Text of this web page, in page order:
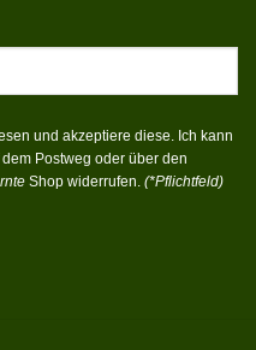
und akzeptiere diese. Ich kann
Postweg oder über den
Shop widerrufen. (*Pflichtfeld)